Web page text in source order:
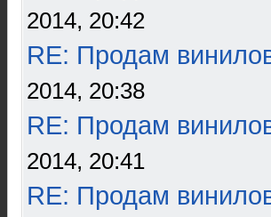
2014, 20:42
RE: Продам
2014, 20:38
RE: Продам
2014, 20:41
RE: Продам